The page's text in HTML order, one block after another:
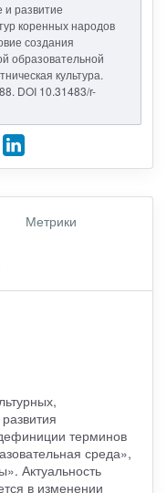
и развитие
коренных народов
создания
образовательной
культура.
DOI 10.31483/r-
Метрики
терминов
среда»,
Актуальность
в изменении